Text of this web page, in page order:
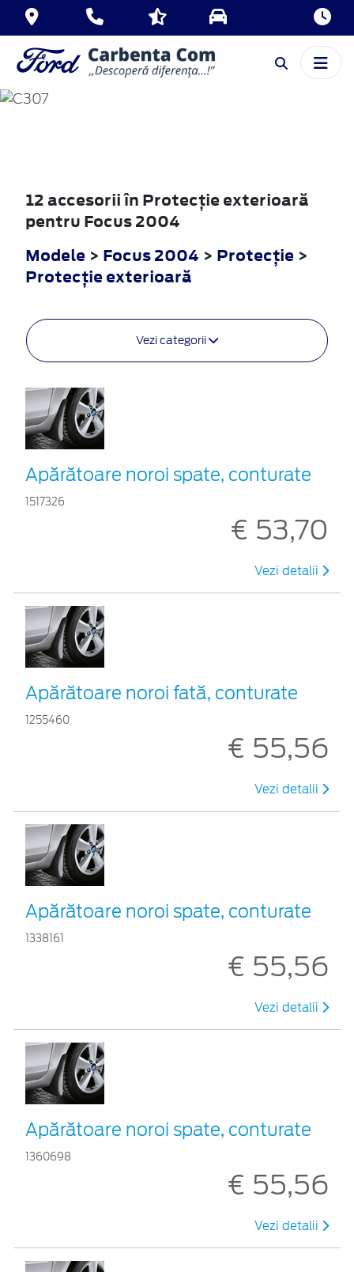
FOCUS
12 accesorii în Protecţie exterioară
pentru Focus 2004
Modele > Focus 2004 > Protecţie >
Protecţie exterioară
Vezi categorii
Apărătoare noroi spate, conturate
1517326
€ 53,70
Vezi detalii
Apărătoare noroi fată, conturate
1255460
€ 55,56
Vezi detalii
Apărătoare noroi spate, conturate
1338161
€ 55,56
Vezi detalii
Apărătoare noroi spate, conturate
1360698
€ 55,56
Vezi detalii